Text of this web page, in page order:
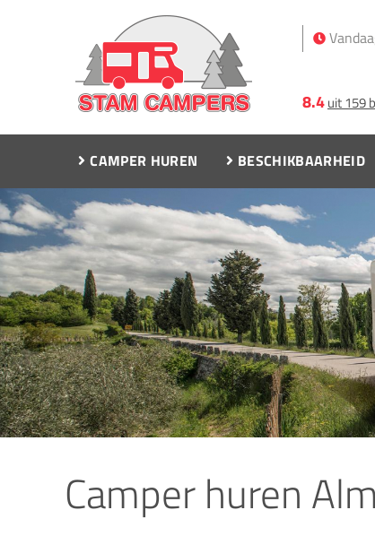
8.4uit 159
CAMPER HUREN BESCHIKBAARHEID
Camper huren